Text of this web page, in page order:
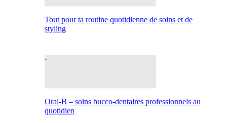
Tout pour ta routine quotidienne de soins et de
styling
Oral-B – soins bucco-dentaires professionnels au
quotidien